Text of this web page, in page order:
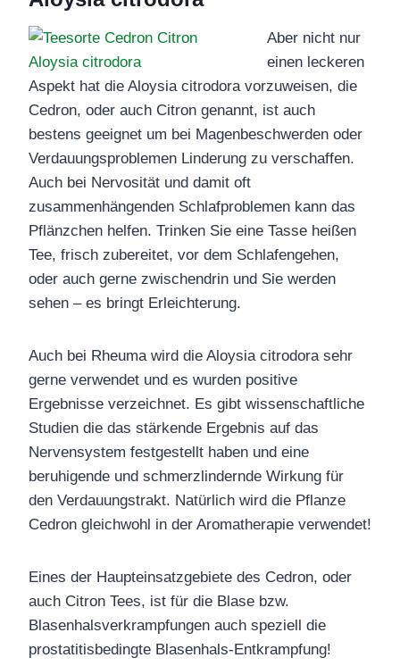
Aber nicht nur
einen leckeren
Aspekt hat die Aloysia citrodora vorzuweisen, die
Cedron, oder auch Citron genannt, ist auch
bestens geeignet um bei Magenbeschwerden oder
Verdauungsproblemen Linderung zu verschaffen.
Auch bei Nervosität und damit oft
zusammenhängenden Schlafproblemen kann das
Pflänzchen helfen. Trinken Sie eine Tasse heißen
Tee, frisch zubereitet, vor dem Schlafengehen,
oder auch gerne zwischendrin und Sie werden
sehen – es bringt Erleichterung.
Auch bei Rheuma wird die Aloysia citrodora sehr
gerne verwendet und es wurden positive
Ergebnisse verzeichnet. Es gibt wissenschaftliche
Studien die das stärkende Ergebnis auf das
Nervensystem festgestellt haben und eine
beruhigende und schmerzlindernde Wirkung für
den Verdauungstrakt. Natürlich wird die Pflanze
Cedron gleichwohl in der Aromatherapie verwendet!
Eines der Haupteinsatzgebiete des Cedron, oder
auch Citron Tees, ist für die Blase bzw.
Blasenhalsverkrampfungen auch speziell die
prostatitisbedingte Blasenhals-Entkrampfung!